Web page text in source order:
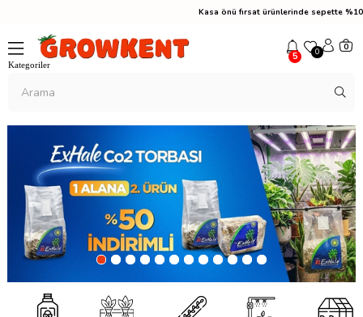
Kasa önü fırsat ürünlerinde sepette %10
5 0 0